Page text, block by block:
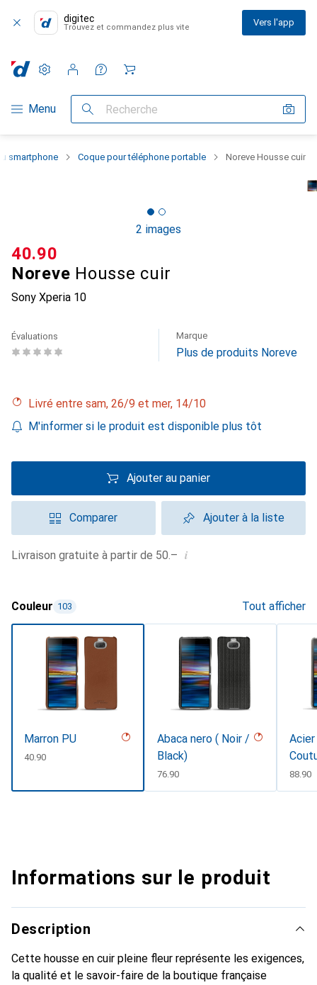
digitec
Trouvez et commandez plus vite Vers l'app
Navigation par catégorie
Menu Recherche
Paramètres
Compte client
Listes de comparaison
Listes d'envies
Panier
smartphone Coque pour téléphone portable Noreve Housse cuir
2 images
Noreve Housse cuir
Sony Xperia 10
CHF
40.90
Évaluations Marque
Plus de produits Noreve
Livré entre sam, 26/9 et mer, 14/10
M'informer si le produit est disponible plus tôt
Ajouter au panier
Comparer Ajouter à la liste
Livraison gratuite à partir de 50.– i
Couleur 103 Tout afficher
Marron PU
CHF
40.90
Abaca nero ( Noir /
Black)
CHF
76.90 CHF
88.90
Informations sur le produit
Description
Cette housse en cuir pleine fleur représente les exigences,
la qualité et le savoir-faire de la boutique française